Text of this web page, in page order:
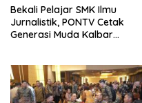
Bekali Pelajar SMK Ilmu
Jurnalistik, PONTV Cetak
Generasi Muda Kalbar